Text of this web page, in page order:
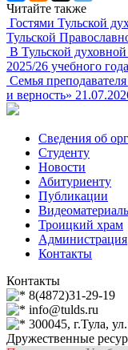
Читайте также
Гостями Тульской
Тульской
В Тульской
2025/26 учебного года
Семья
и верность»
Сведения об
Студенту
Новости
Абитуриенту
Публикации
Троицкий храм
Администрация
Контакты
Контакты
8(4872)31-29-19
info@tulds.ru
300045, г.Тула,
Дружественные